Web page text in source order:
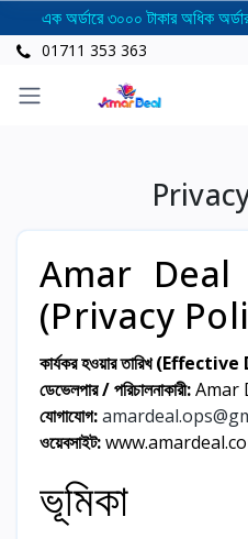
এক অর্ডারে ৩০০০ টাকার অধিক
01711 353 363
Amar Deal
(Privacy
কার্যকর হওয়ার তারিখ
ডেভেলপার / পরিচালনাকারী:Amar
যোগাযোগ:
ওয়েবসাইট:
ভূমিকা